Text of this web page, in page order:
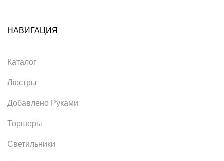
НАВИГАЦИЯ
Каталог
Люстры
Добавлено Руками
Торшеры
Светильники